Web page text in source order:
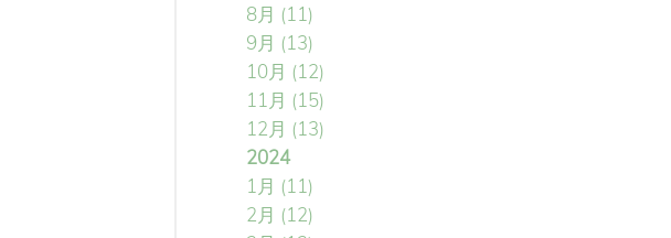
8月 (11)
9月 (13)
10月 (12)
11月 (15)
12月 (13)
2024
1月 (11)
2月 (12)